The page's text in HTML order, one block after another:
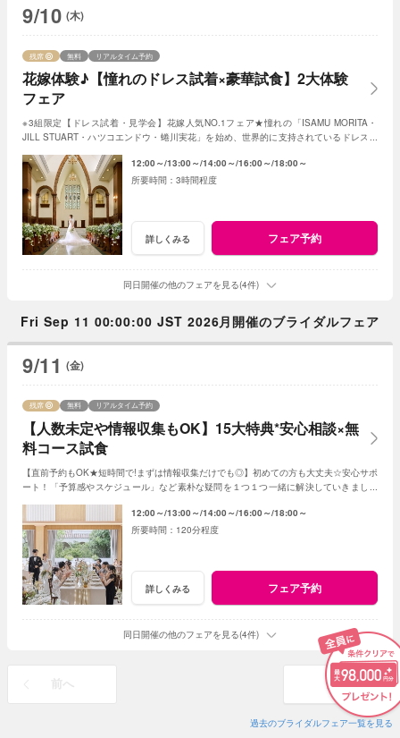
9/10 (木)
花嫁体験♪【憧れのドレス試着×豪華試食】2大体験
フェア
残席 無料 リアルタイム予約
※3組限定【ドレス試着・見学会】花嫁人気NO.1フェア★憧れの「ISAMU MORITA・
JILL STUART・ハツコエンドウ・蜷川実花」を始め、世界的に支持されているドレスと
12:00～ 13:00～ 14:00～ 16:00～ 18:00～
3時間程度
詳しくみる フェア予約
同日開催の他のフェアを見る(4件)
Fri Sep 11 00:00:00 JST 2026月開催のブライダルフェア
9/11 (金)
【人数未定や情報収集もOK】15大特典*安心相談×無
料コース試食
残席 無料 リアルタイム予約
【直前予約もOK★短時間で!まずは情報収集だけでも◎】初めての方も大丈夫☆安心サポ
ート！「予算感やスケジュール」など素朴な疑問を１つ１つ一緒に解決していきましょ
12:00～ 13:00～ 14:00～ 16:00～ 18:00～
120分程度
詳しくみる フェア予約
同日開催の他のフェアを見る(4件)
前へ 次へ
過去のブライダルフェア一覧を見る